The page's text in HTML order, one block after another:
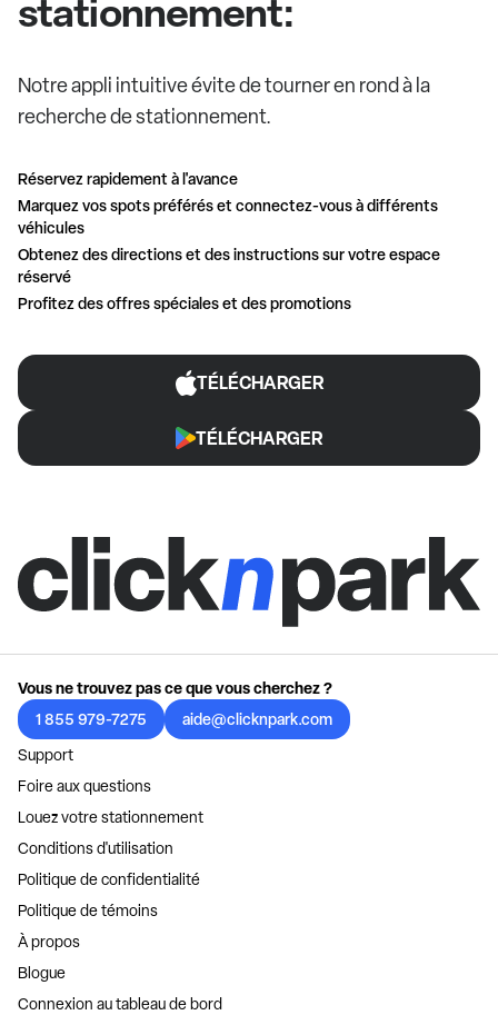
stationnement:
Notre appli intuitive évite de tourner en rond à la
recherche de stationnement.
Réservez rapidement à l'avance
Marquez vos spots préférés et connectez-vous à différents
véhicules
Obtenez des directions et des instructions sur votre espace
réservé
Profitez des offres spéciales et des promotions
TÉLÉCHARGER
TÉLÉCHARGER
Vous ne trouvez pas ce que vous cherchez ?
1 855 979-7275
aide@clicknpark.com
Support
Foire aux questions
Louez votre stationnement
Conditions d'utilisation
Politique de confidentialité
Politique de témoins
À propos
Blogue
Connexion au tableau de bord